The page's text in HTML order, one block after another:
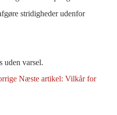
stridigheder udenfor
uden varsel.
Næste artikel: Vilkår for